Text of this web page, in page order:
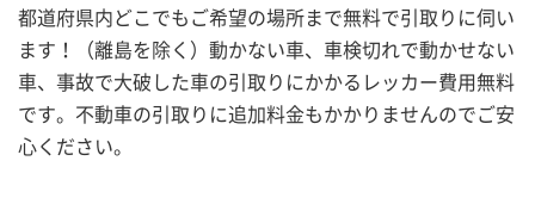
都道府県内どこでもご希望の場所まで無料で引取りに伺い
ます！（離島を除く）動かない車、車検切れで動かせない
車、事故で大破した車の引取りにかかるレッカー費用無料
です。不動車の引取りに追加料金もかかりませんのでご安
心ください。